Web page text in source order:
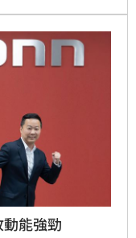
康回饋與智慧選
。現場更提供專業
的健康與財富資
局的專業實力，
能強勁